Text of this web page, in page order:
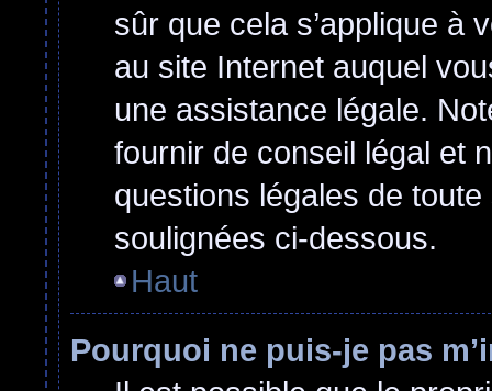
sûr que cela s’applique à
au site Internet auquel
une assistance légale.
fournir de conseil légal et
questions légales de
soulignées ci-dessous.
Haut
Pourquoi ne puis-je pas